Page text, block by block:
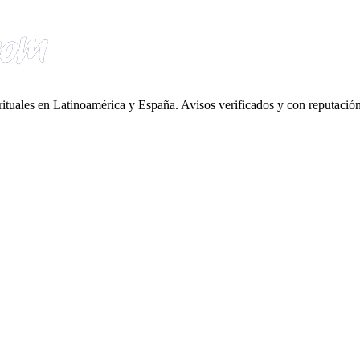
en Latinoamérica y España. Avisos verificados y con